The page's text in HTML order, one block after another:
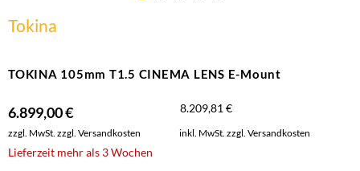
Tokina
TOKINA 105mm T1.5 CINEMA LENS E-Mount
6.899,00 € 8.209,81 €
zzgl. MwSt. zzgl. Versandkosten inkl. MwSt. zzgl. Versandkosten
Lieferzeit mehr als 3 Wochen